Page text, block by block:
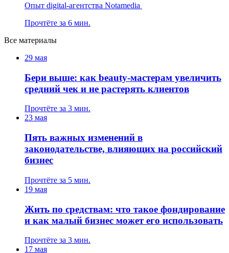
Опыт digital-агентства Notamedia
Прочтёте за 6 мин.
Все материалы
29 мая
Бери выше: как beauty-мастерам увеличить
средний чек и не растерять клиентов
Прочтёте за 3 мин.
23 мая
Пять важных изменений в
законодательстве, влияющих на российский
бизнес
Прочтёте за 5 мин.
19 мая
Жить по средствам: что такое фондирование
и как малый бизнес может его использовать
Прочтёте за 3 мин.
17 мая